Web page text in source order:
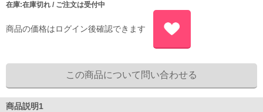
在庫:在庫切れ / ご注文は受付中
商品の価格はログイン後確認できます
商品説明1